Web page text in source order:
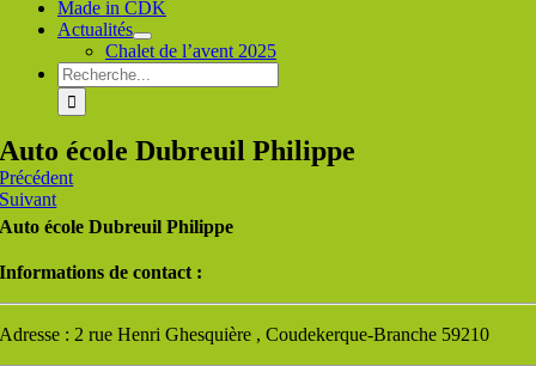
Made in CDK
Actualités
Chalet de l’avent 2025
Rechercher
:
Auto école Dubreuil Philippe
Précédent
Suivant
Auto école Dubreuil Philippe
Informations de contact :
Adresse : 2 rue Henri Ghesquière , Coudekerque-Branche 59210